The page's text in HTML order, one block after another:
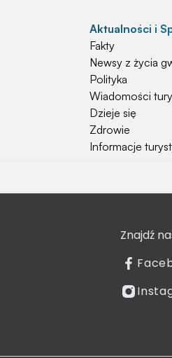
Aktualności i
Fakty
Newsy z życia
Polityka
Wiadomości
Dzieje się
Zdrowie
Informacje
Natura i Hobby
Rośliny
Technologia
Piłka nożna
Znajdź